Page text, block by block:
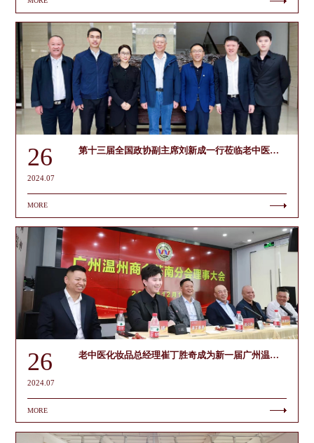
26
2024.07
第十三届全国政协副主席刘新成一行莅临老中医科技集团开展调研
MORE
26
2024.07
老中医化妆品总经理崔丁胜奇成为新一届广州温州商会苍南分会会长
MORE